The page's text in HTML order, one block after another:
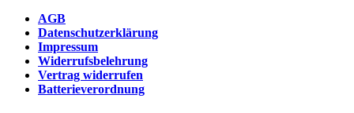
AGB
Datenschutzerklärung
Impressum
Widerrufsbelehrung
Vertrag widerrufen
Batterieverordnung